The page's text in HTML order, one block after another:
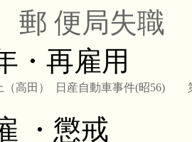
郵 便局失職
再雇用
高田） 日産自動車事件(昭56)
懲戒